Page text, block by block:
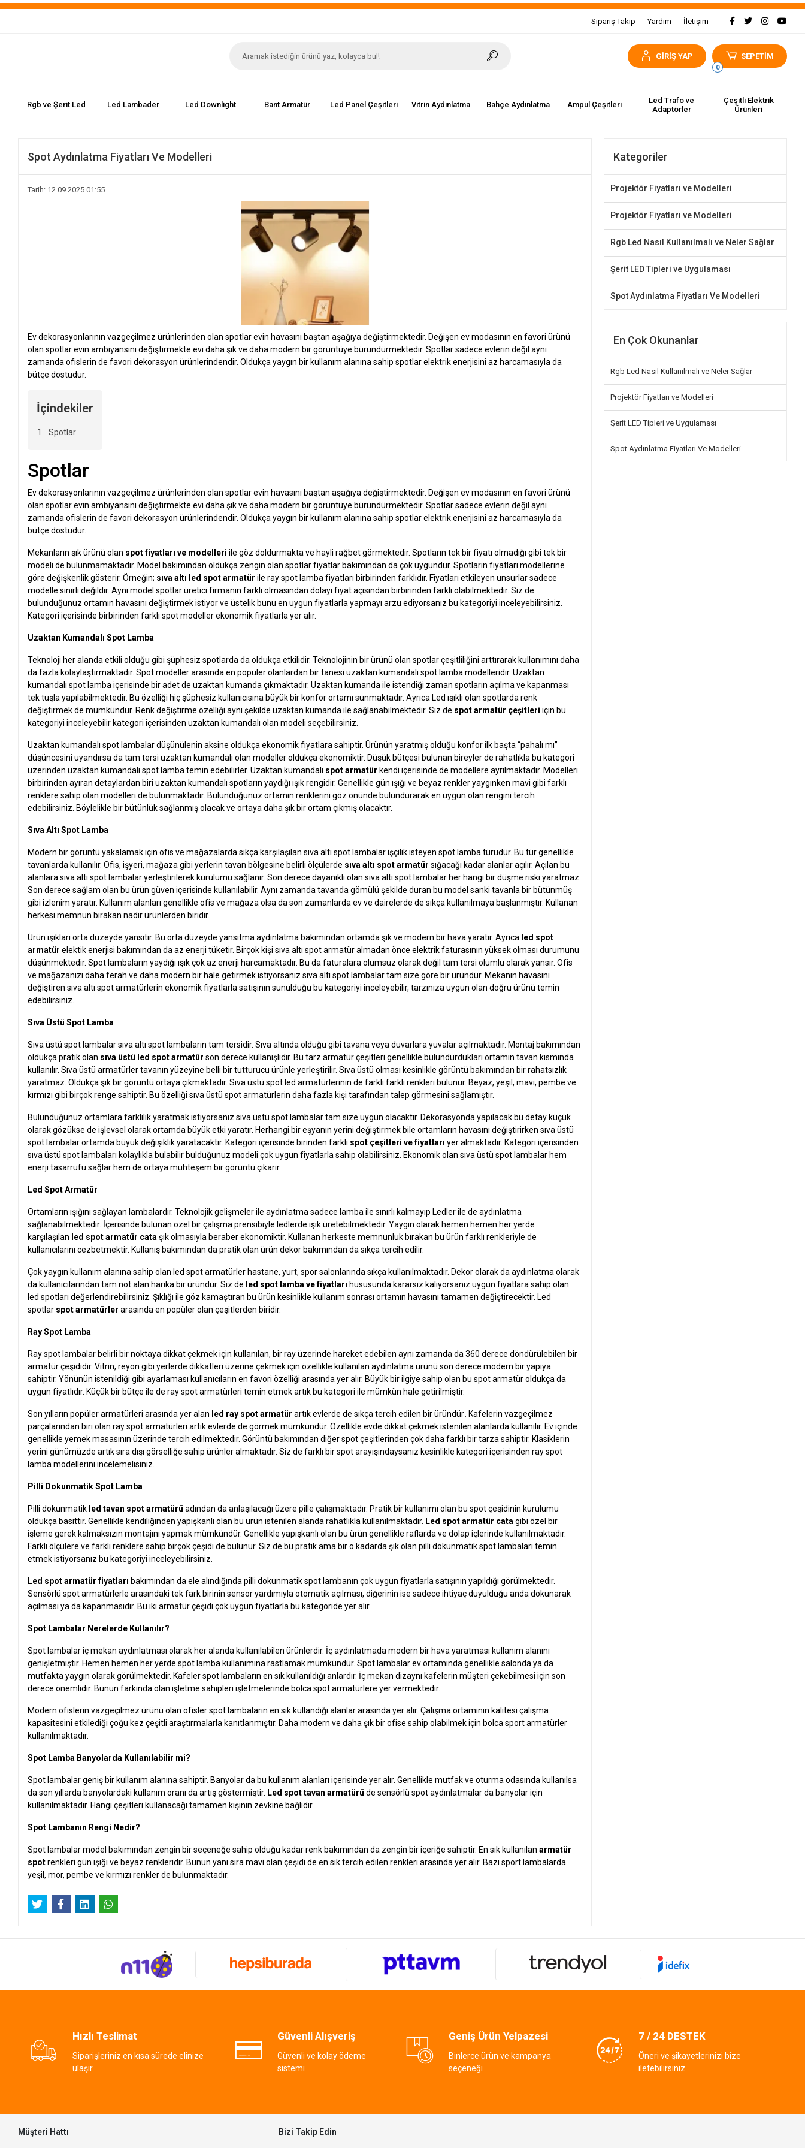
Sipariş Takip Yardım İletişim
GİRİŞ YAP
0
SEPETİM
Rgb ve Şerit Led Led Lambader Led Downlight Bant Armatür Led Panel Çeşitleri Vitrin Aydınlatma Bahçe Aydınlatma Ampul Çeşitleri
Led Trafo ve
Adaptörler
Çeşitli Elektrik
Ürünleri
Spot Aydınlatma Fiyatları Ve Modelleri
Tarih: 12.09.2025 01:55
Ev dekorasyonlarının vazgeçilmez ürünlerinden olan spotlar evin havasını baştan aşağıya değiştirmektedir. Değişen ev modasının en favori ürünü
olan spotlar evin ambiyansını değiştirmekte evi daha şık ve daha modern bir görüntüye büründürmektedir. Spotlar sadece evlerin değil aynı
zamanda ofislerin de favori dekorasyon ürünlerindendir. Oldukça yaygın bir kullanım alanına sahip spotlar elektrik enerjisini az harcamasıyla da
bütçe dostudur.
İçindekiler
Spotlar
Spotlar
Ev dekorasyonlarının vazgeçilmez ürünlerinden olan spotlar evin havasını baştan aşağıya değiştirmektedir. Değişen ev modasının en favori ürünü
olan spotlar evin ambiyansını değiştirmekte evi daha şık ve daha modern bir görüntüye büründürmektedir. Spotlar sadece evlerin değil aynı
zamanda ofislerin de favori dekorasyon ürünlerindendir. Oldukça yaygın bir kullanım alanına sahip spotlar elektrik enerjisini az harcamasıyla da
bütçe dostudur.
Mekanların şık ürünü olan spot fiyatları ve modelleriile göz doldurmakta ve hayli rağbet görmektedir. Spotların tek bir fiyatı olmadığı gibi tek bir
modeli de bulunmamaktadır. Model bakımından oldukça zengin olan spotlar fiyatlar bakımından da çok uygundur. Spotların fiyatları modellerine
göre değişkenlik gösterir. Örneğin; sıva altı led spot armatür ile ray spot lamba fiyatları birbirinden farklıdır. Fiyatları etkileyen unsurlar sadece
modelle sınırlı değildir. Aynı model spotlar üretici firmanın farklı olmasından dolayı fiyat açısından birbirinden farklı olabilmektedir. Siz de
bulunduğunuz ortamın havasını değiştirmek istiyor ve üstelik bunu en uygun fiyatlarla yapmayı arzu ediyorsanız bu kategoriyi inceleyebilirsiniz.
Kategori içerisinde birbirinden farklı spot modeller ekonomik fiyatlarla yer alır.
Uzaktan Kumandalı Spot Lamba
Teknoloji her alanda etkili olduğu gibi şüphesiz spotlarda da oldukça etkilidir. Teknolojinin bir ürünü olan spotlar çeşitliliğini arttırarak kullanımını daha
da fazla kolaylaştırmaktadır. Spot modeller arasında en popüler olanlardan bir tanesi uzaktan kumandalı spot lamba modelleridir. Uzaktan
kumandalı spot lamba içerisinde bir adet de uzaktan kumanda çıkmaktadır. Uzaktan kumanda ile istendiği zaman spotların açılma ve kapanması
tek tuşla yapılabilmektedir. Bu özelliği hiç şüphesiz kullanıcısına büyük bir konfor ortamı sunmaktadır. Ayrıca Led ışıklı olan spotlarda renk
değiştirmek de mümkündür. Renk değiştirme özelliği aynı şekilde uzaktan kumanda ile sağlanabilmektedir. Siz de spot armatür çeşitleriiçin bu
kategoriyi inceleyebilir kategori içerisinden uzaktan kumandalı olan modeli seçebilirsiniz.
Uzaktan kumandalı spot lambalar düşünülenin aksine oldukça ekonomik fiyatlara sahiptir. Ürünün yaratmış olduğu konfor ilk başta “pahalı mı”
düşüncesini uyandırsa da tam tersi uzaktan kumandalı olan modeller oldukça ekonomiktir. Düşük bütçesi bulunan bireyler de rahatlıkla bu kategori
üzerinden uzaktan kumandalı spot lamba temin edebilirler. Uzaktan kumandalı spot armatür kendi içerisinde de modellere ayrılmaktadır. Modelleri
birbirinden ayıran detaylardan biri uzaktan kumandalı spotların yaydığı ışık rengidir. Genellikle gün ışığı ve beyaz renkler yaygınken mavi gibi farklı
renklere sahip olan modelleri de bulunmaktadır. Bulunduğunuz ortamın renklerini göz önünde bulundurarak en uygun olan rengini tercih
edebilirsiniz. Böylelikle bir bütünlük sağlanmış olacak ve ortaya daha şık bir ortam çıkmış olacaktır.
Sıva Altı Spot Lamba
Modern bir görüntü yakalamak için ofis ve mağazalarda sıkça karşılaşılan sıva altı spot lambalar işçilik isteyen spot lamba türüdür. Bu tür genellikle
tavanlarda kullanılır. Ofis, işyeri, mağaza gibi yerlerin tavan bölgesine belirli ölçülerde sıva altı spot armatür sığacağı kadar alanlar açılır. Açılan bu
alanlara sıva altı spot lambalar yerleştirilerek kurulumu sağlanır. Son derece dayanıklı olan sıva altı spot lambalar her hangi bir düşme riski yaratmaz.
Son derece sağlam olan bu ürün güven içerisinde kullanılabilir. Aynı zamanda tavanda gömülü şekilde duran bu model sanki tavanla bir bütünmüş
gibi izlenim yaratır. Kullanım alanları genellikle ofis ve mağaza olsa da son zamanlarda ev ve dairelerde de sıkça kullanılmaya başlanmıştır. Kullanan
herkesi memnun bırakan nadir ürünlerden biridir.
Ürün ışıkları orta düzeyde yansıtır. Bu orta düzeyde yansıtma aydınlatma bakımından ortamda şık ve modern bir hava yaratır. Ayrıca led spot
armatürelektik enerjisi bakımından da az enerji tüketir. Birçok kişi sıva altı spot armatür almadan önce elektrik faturasının yüksek olması durumunu
düşünmektedir. Spot lambaların yaydığı ışık çok az enerji harcamaktadır. Bu da faturalara olumsuz olarak değil tam tersi olumlu olarak yansır. Ofis
ve mağazanızı daha ferah ve daha modern bir hale getirmek istiyorsanız sıva altı spot lambalar tam size göre bir üründür. Mekanın havasını
değiştiren sıva altı spot armatürlerin ekonomik fiyatlarla satışının sunulduğu bu kategoriyi inceleyebilir, tarzınıza uygun olan doğru ürünü temin
edebilirsiniz.
Sıva Üstü Spot Lamba
Sıva üstü spot lambalar sıva altı spot lambaların tam tersidir. Sıva altında olduğu gibi tavana veya duvarlara yuvalar açılmaktadır. Montaj bakımından
oldukça pratik olan sıva üstü led spot armatürson derece kullanışlıdır. Bu tarz armatür çeşitleri genellikle bulundurdukları ortamın tavan kısmında
kullanılır. Sıva üstü armatürler tavanın yüzeyine belli bir tutturucu ürünle yerleştirilir. Sıva üstü olması kesinlikle görüntü bakımından bir rahatsızlık
yaratmaz. Oldukça şık bir görüntü ortaya çıkmaktadır. Sıva üstü spot led armatürlerinin de farklı farklı renkleri bulunur. Beyaz, yeşil, mavi, pembe ve
kırmızı gibi birçok renge sahiptir. Bu özelliği sıva üstü spot armatürlerin daha fazla kişi tarafından talep görmesini sağlamıştır.
Bulunduğunuz ortamlara farklılık yaratmak istiyorsanız sıva üstü spot lambalar tam size uygun olacaktır. Dekorasyonda yapılacak bu detay küçük
olarak gözükse de işlevsel olarak ortamda büyük etki yaratır. Herhangi bir eşyanın yerini değiştirmek bile ortamların havasını değiştirirken sıva üstü
spot lambalar ortamda büyük değişiklik yaratacaktır. Kategori içerisinde birinden farklı spot çeşitleri ve fiyatlarıyer almaktadır. Kategori içerisinden
sıva üstü spot lambaları kolaylıkla bulabilir bulduğunuz modeli çok uygun fiyatlarla sahip olabilirsiniz. Ekonomik olan sıva üstü spot lambalar hem
enerji tasarrufu sağlar hem de ortaya muhteşem bir görüntü çıkarır.
Led Spot Armatür
Ortamların ışığını sağlayan lambalardır. Teknolojik gelişmeler ile aydınlatma sadece lamba ile sınırlı kalmayıp Ledler ile de aydınlatma
sağlanabilmektedir. İçerisinde bulunan özel bir çalışma prensibiyle ledlerde ışık üretebilmektedir. Yaygın olarak hemen hemen her yerde
karşılaşılan led spot armatür cataşık olmasıyla beraber ekonomiktir. Kullanan herkeste memnunluk bırakan bu ürün farklı renkleriyle de
kullanıcılarını cezbetmektir. Kullanış bakımından da pratik olan ürün dekor bakımından da sıkça tercih edilir.
Çok yaygın kullanım alanına sahip olan led spot armatürler hastane, yurt, spor salonlarında sıkça kullanılmaktadır. Dekor olarak da aydınlatma olarak
da kullanıcılarından tam not alan harika bir üründür. Siz de led spot lamba ve fiyatları hususunda kararsız kalıyorsanız uygun fiyatlara sahip olan
led spotları değerlendirebilirsiniz. Şıklığı ile göz kamaştıran bu ürün kesinlikle kullanım sonrası ortamın havasını tamamen değiştirecektir. Led
spotlar spot armatürlerarasında en popüler olan çeşitlerden biridir.
Ray Spot Lamba
Ray spot lambalar belirli bir noktaya dikkat çekmek için kullanılan, bir ray üzerinde hareket edebilen aynı zamanda da 360 derece döndürülebilen bir
armatür çeşididir. Vitrin, reyon gibi yerlerde dikkatleri üzerine çekmek için özellikle kullanılan aydınlatma ürünü son derece modern bir yapıya
sahiptir. Yönünün istenildiği gibi ayarlaması kullanıcıların en favori özelliği arasında yer alır. Büyük bir ilgiye sahip olan bu spot armatür oldukça da
uygun fiyatlıdır. Küçük bir bütçe ile de ray spot armatürleri temin etmek artık bu kategori ile mümkün hale getirilmiştir.
Son yılların popüler armatürleri arasında yer alan led ray spot armatürartık evlerde de sıkça tercih edilen bir üründür. Kafelerin vazgeçilmez
parçalarından biri olan ray spot armatürleri artık evlerde de görmek mümkündür. Özellikle evde dikkat çekmek istenilen alanlarda kullanılır. Ev içinde
genellikle yemek masasının üzerinde tercih edilmektedir. Görüntü bakımından diğer spot çeşitlerinden çok daha farklı bir tarza sahiptir. Klasiklerin
yerini günümüzde artık sıra dışı görselliğe sahip ürünler almaktadır. Siz de farklı bir spot arayışındaysanız kesinlikle kategori içerisinden ray spot
lamba modellerini incelemelisiniz.
Pilli Dokunmatik Spot Lamba
Pilli dokunmatik led tavan spot armatürüadından da anlaşılacağı üzere pille çalışmaktadır. Pratik bir kullanımı olan bu spot çeşidinin kurulumu
oldukça basittir. Genellikle kendiliğinden yapışkanlı olan bu ürün istenilen alanda rahatlıkla kullanılmaktadır. Led spot armatür catagibi özel bir
işleme gerek kalmaksızın montajını yapmak mümkündür. Genellikle yapışkanlı olan bu ürün genellikle raflarda ve dolap içlerinde kullanılmaktadır.
Farklı ölçülere ve farklı renklere sahip birçok çeşidi de bulunur. Siz de bu pratik ama bir o kadarda şık olan pilli dokunmatik spot lambaları temin
etmek istiyorsanız bu kategoriyi inceleyebilirsiniz.
Led spot armatür fiyatları bakımından da ele alındığında pilli dokunmatik spot lambanın çok uygun fiyatlarla satışının yapıldığı görülmektedir.
Sensörlü spot armatürlerle arasındaki tek fark birinin sensor yardımıyla otomatik açılması, diğerinin ise sadece ihtiyaç duyulduğu anda dokunarak
açılması ya da kapanmasıdır. Bu iki armatür çeşidi çok uygun fiyatlarla bu kategoride yer alır.
Spot Lambalar Nerelerde Kullanılır?
Spot lambalar iç mekan aydınlatması olarak her alanda kullanılabilen ürünlerdir. İç aydınlatmada modern bir hava yaratması kullanım alanını
genişletmiştir. Hemen hemen her yerde spot lamba kullanımına rastlamak mümkündür. Spot lambalar ev ortamında genellikle salonda ya da
mutfakta yaygın olarak görülmektedir. Kafeler spot lambaların en sık kullanıldığı anlardır. İç mekan dizaynı kafelerin müşteri çekebilmesi için son
derece önemlidir. Bunun farkında olan işletme sahipleri işletmelerinde bolca spot armatürlere yer vermektedir.
Modern ofislerin vazgeçilmez ürünü olan ofisler spot lambaların en sık kullandığı alanlar arasında yer alır. Çalışma ortamının kalitesi çalışma
kapasitesini etkilediği çoğu kez çeşitli araştırmalarla kanıtlanmıştır. Daha modern ve daha şık bir ofise sahip olabilmek için bolca sport armatürler
kullanılmaktadır.
Spot Lamba Banyolarda Kullanılabilir mi?
Spot lambalar geniş bir kullanım alanına sahiptir. Banyolar da bu kullanım alanları içerisinde yer alır. Genellikle mutfak ve oturma odasında kullanılsa
da son yıllarda banyolardaki kullanım oranı da artış göstermiştir. Led spot tavan armatürüde sensörlü spot aydınlatmalar da banyolar için
kullanılmaktadır. Hangi çeşitleri kullanacağı tamamen kişinin zevkine bağlıdır.
Spot Lambanın Rengi Nedir?
Spot lambalar model bakımından zengin bir seçeneğe sahip olduğu kadar renk bakımından da zengin bir içeriğe sahiptir. En sık kullanılanarmatür
spotrenkleri gün ışığı ve beyaz renkleridir. Bunun yanı sıra mavi olan çeşidi de en sık tercih edilen renkleri arasında yer alır. Bazı sport lambalarda
yeşil, mor, pembe ve kırmızı renkler de bulunmaktadır.
Kategoriler
Projektör Fiyatları ve Modelleri
Projektör Fiyatları ve Modelleri
Rgb Led Nasıl Kullanılmalı ve Neler Sağlar
Şerit LED Tipleri ve Uygulaması
Spot Aydınlatma Fiyatları Ve Modelleri
En Çok Okunanlar
Rgb Led Nasıl Kullanılmalı ve Neler Sağlar
Projektör Fiyatları ve Modelleri
Şerit LED Tipleri ve Uygulaması
Spot Aydınlatma Fiyatları Ve Modelleri
Hızlı Teslimat
Siparişleriniz en kısa sürede elinize
ulaşır.
Güvenli Alışveriş
Güvenli ve kolay ödeme
sistemi
Geniş Ürün Yelpazesi
Binlerce ürün ve kampanya
seçeneği
7 / 24 DESTEK
Öneri ve şikayetlerinizi bize
iletebilirsiniz.
Müşteri Hattı Bizi Takip Edin